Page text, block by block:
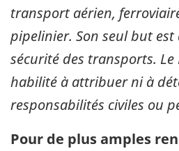
transport aérien,
pipelinier. Son seul but
sécurité des transports.
habilité à attribuer ni à
responsabilités civiles ou
Pour de plus amples